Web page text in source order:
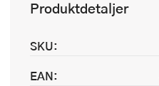
Produktdetaljer
SKU:
EAN: